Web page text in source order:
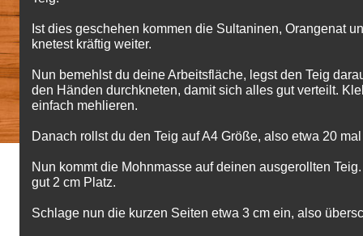
Ist dies geschehen kommen die Sultaninen, Orangenat
knetest kräftig weiter.
Nun bemehlst du deine Arbeitsfläche, legst den Teig
den Händen durchkneten, damit sich alles gut verteilt.
einfach mehlieren.
Danach rollst du den Teig auf A4 Größe, also etwa 20
Nun kommt die Mohnmasse auf deinen ausgerollten
gut 2 cm Platz.
Schlage nun die kurzen Seiten etwa 3 cm ein, also